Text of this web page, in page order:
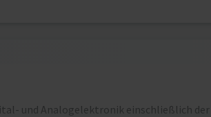
und Analogelektronik einschließlich